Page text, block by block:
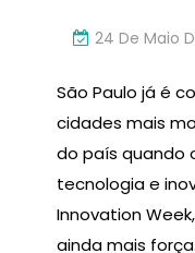
24 De Maio
São Paulo já é
cidades mais
do país quando
tecnologia e
Innovation
ainda mais força.